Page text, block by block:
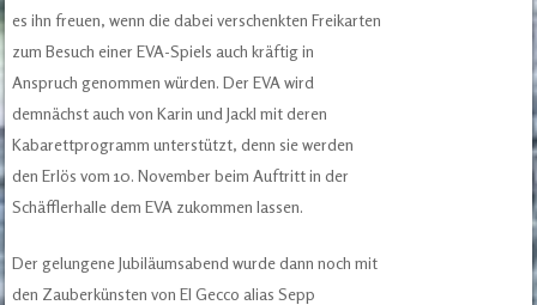
es ihn freuen, wenn die dabei verschenkten Freikarten
zum Besuch einer EVA-Spiels auch kräftig in
Anspruch genommen würden. Der EVA wird
demnächst auch von Karin und Jackl mit deren
Kabarettprogramm unterstützt, denn sie werden
den Erlös vom 10. November beim Auftritt in der
Schäfflerhalle dem EVA zukommen lassen.
Der gelungene Jubiläumsabend wurde dann noch mit
den Zauberkünsten von El Gecco alias Sepp